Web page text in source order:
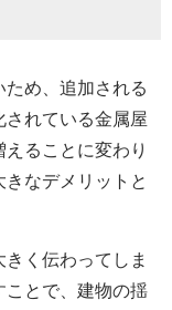
め、追加される
されている金属屋
ることに変わり
なデメリットと
く伝わってしま
ことで、建物の揺